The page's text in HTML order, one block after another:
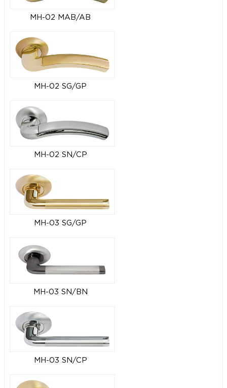
MH-02 MAB/AB
MH-02 SG/GP
MH-02 SN/CP
MH-03 SG/GP
MH-03 SN/BN
MH-03 SN/CP